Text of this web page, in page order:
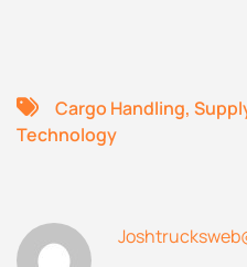
Cargo Handling,
Technology